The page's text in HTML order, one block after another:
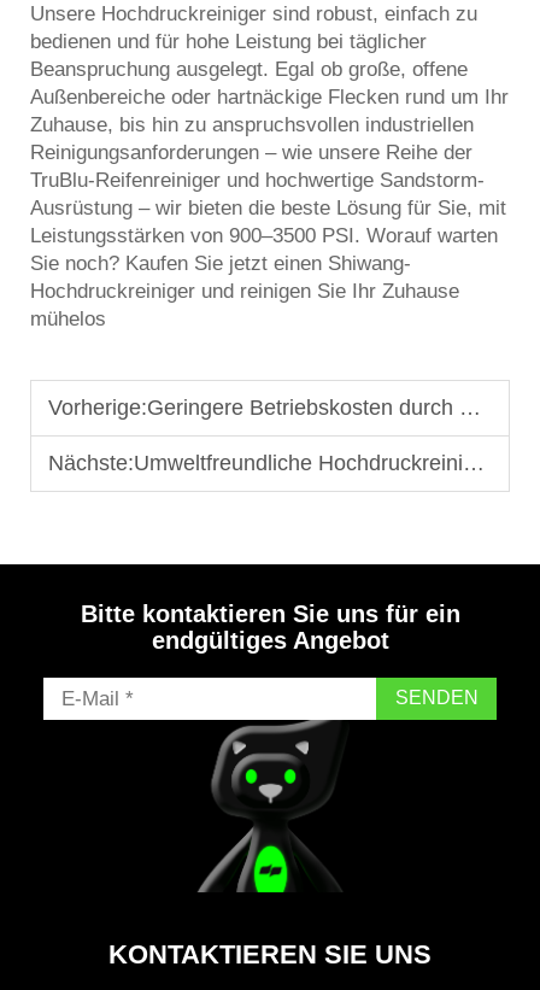
Unsere Hochdruckreiniger sind robust, einfach zu
bedienen und für hohe Leistung bei täglicher
Beanspruchung ausgelegt. Egal ob große, offene
Außenbereiche oder hartnäckige Flecken rund um Ihr
Zuhause, bis hin zu anspruchsvollen industriellen
Reinigungsanforderungen – wie unsere Reihe der
TruBlu-Reifenreiniger und hochwertige Sandstorm-
Ausrüstung – wir bieten die beste Lösung für Sie, mit
Leistungsstärken von 900–3500 PSI. Worauf warten
Sie noch? Kaufen Sie jetzt einen Shiwang-
Hochdruckreiniger und reinigen Sie Ihr Zuhause
mühelos
Vorherige:Geringere Betriebskosten durch energieeffiziente Hochdruckreiniger
Nächste:Umweltfreundliche Hochdruckreiniger für nachhaltige Anlagenwartung
Bitte kontaktieren Sie uns für ein
endgültiges Angebot
SENDEN
KONTAKTIEREN SIE UNS